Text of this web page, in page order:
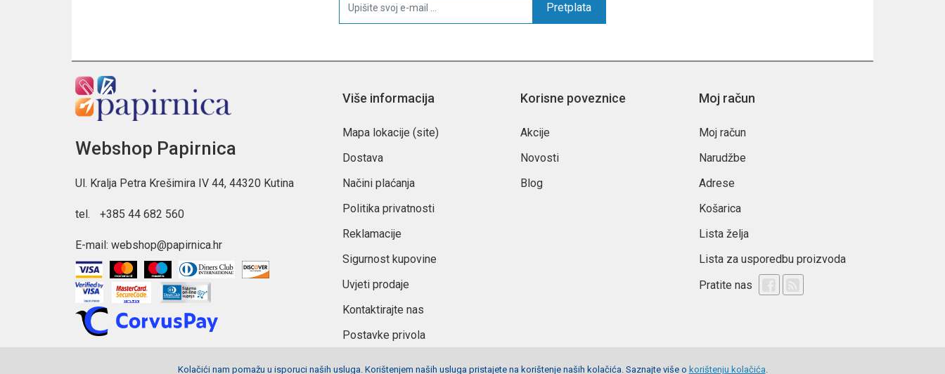
Pretplata
Webshop Papirnica
Ul. Kralja Petra Krešimira IV 44, 44320 Kutina
tel. +385 44 682 560
E-mail: webshop@papirnica.hr
Više informacija
Mapa lokacije (site)
Dostava
Načini plaćanja
Politika privatnosti
Reklamacije
Sigurnost kupovine
Uvjeti prodaje
Kontaktirajte nas
Postavke privola
Korisne poveznice
Akcije
Novosti
Blog
Moj račun
Moj račun
Narudžbe
Adrese
Košarica
Lista želja
Lista za usporedbu proizvoda
Pratite nas
Kolačići nam pomažu u isporuci naših usluga. Korištenjem naših usluga pristajete na korištenje naših kolačića. Saznajte više o korištenju kolačića.